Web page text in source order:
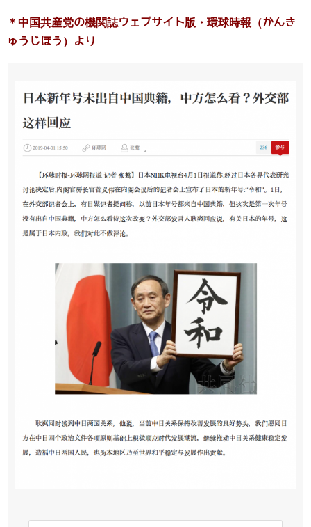
＊中国共産党の機関誌ウェブサイト版・環球時報（かんき
ゅうじほう）より